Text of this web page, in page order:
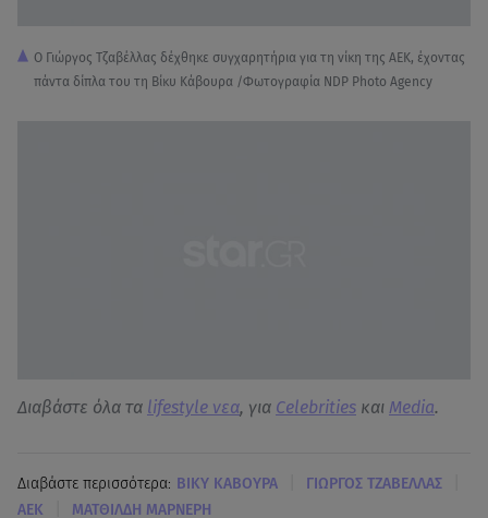
Ο Γιώργος Τζαβέλλας δέχθηκε συγχαρητήρια για τη νίκη της ΑΕΚ, έχοντας
πάντα δίπλα του τη Βίκυ Κάβουρα /Φωτογραφία NDP Photo Agency
Διαβάστε όλα τα lifestyle νεα, για Celebrities και Media.
Διαβάστε περισσότερα: BΙΚΥ ΚΑΒΟΥΡΑ ΓΙΩΡΓΟΣ ΤΖΑΒΕΛΛΑΣ
AEK ΜΑΤΘΙΛΔΗ ΜΑΡΝΕΡΗ